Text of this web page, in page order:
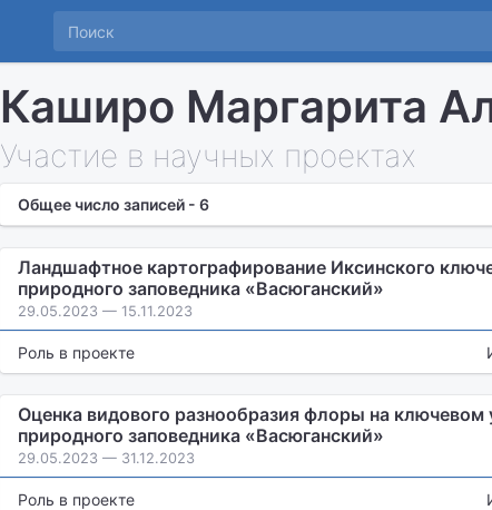
Каширо Маргарита
Участие в научных проектах
Общее число записей - 6
Ландшафтное картографирование Иксинского
природного заповедника «Васюганский»
29.05.2023 — 15.11.2023
Роль в проекте
Оценка видового разнообразия флоры на ключевом
природного заповедника «Васюганский»
29.05.2023 — 31.12.2023
Роль в проекте